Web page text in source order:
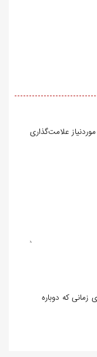
علامت‌گذاری
زمانی که دوباره